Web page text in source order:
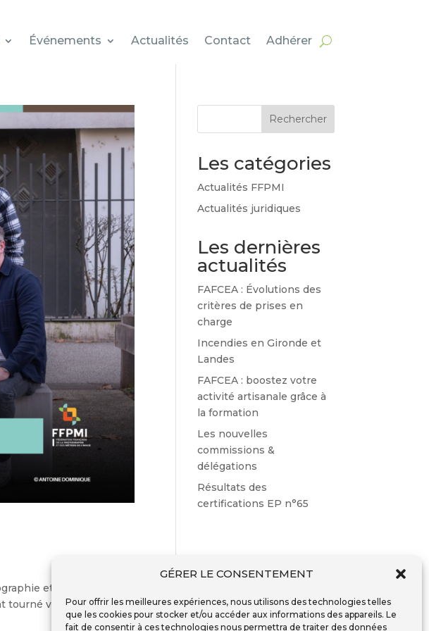
GÉRER LE CONSENTEMENT
Pour offrir les meilleures expériences, nous utilisons des technologies telles
que les cookies pour stocker et/ou accéder aux informations des appareils. Le
fait de consentir à ces technologies nous permettra de traiter des données
Événements Actualités Contact Adhérer
et des Métiers de
tourné vers l’action et la
Rechercher
Les catégories
Actualités FFPMI
Actualités juridiques
Les dernières
actualités
FAFCEA : Évolutions des
critères de prises en
charge
Incendies en Gironde et
Landes
FAFCEA : boostez votre
activité artisanale grâce à
la formation
Les nouvelles
commissions &
délégations
Résultats des
certifications EP n°65